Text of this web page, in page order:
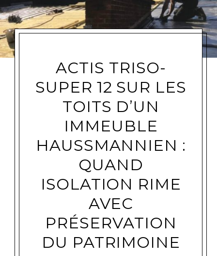
ACTIS TRISO-
SUPER 12 SUR LES
TOITS D’UN
IMMEUBLE
HAUSSMANNIEN :
QUAND
ISOLATION RIME
AVEC
PRÉSERVATION
DU PATRIMOINE